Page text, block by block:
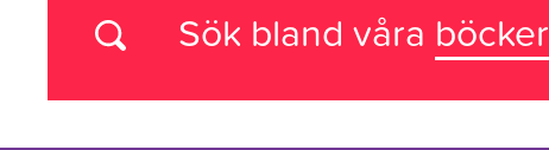
Sök bland våra böcker